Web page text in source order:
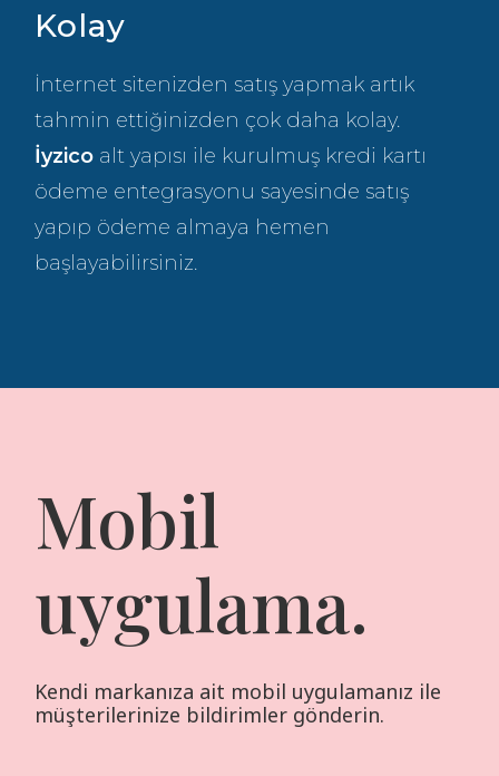
Kolay
İnternet sitenizden satış yapmak artık
tahmin ettiğinizden çok daha kolay.
İyzico alt yapısı ile kurulmuş kredi kartı
ödeme entegrasyonu sayesinde satış
yapıp ödeme almaya hemen
başlayabilirsiniz.
Mobil
uygulama.
Kendi markanıza ait mobil uygulamanız ile
müşterilerinize bildirimler gönderin.